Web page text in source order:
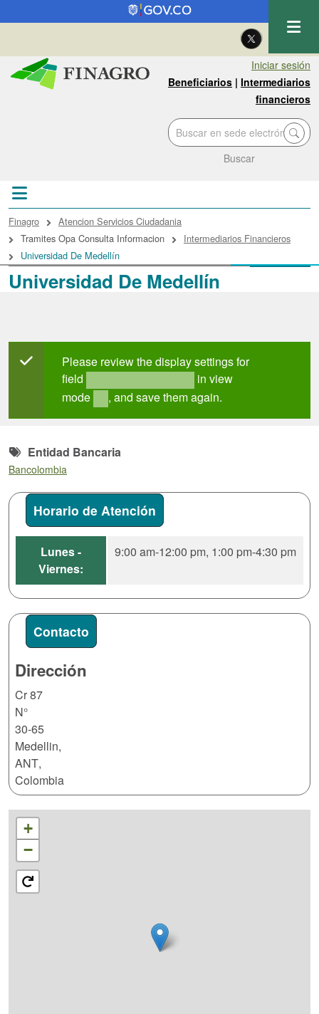
Pasar al contenido principal
| Eng
Iniciar sesión
Beneficiarios | Intermediarios
financieros
Buscar
Universidad De Medellín
enlaces de ayuda a la
Finagro
Atencion Servicios Ciudadania
Tramites Opa Consulta Informacion
Intermediarios Financieros
Universidad De Medellín
Mensaje de estado
Please review the display settings for
field
in view
mode
, and save them again.
Entidad Bancaria
Bancolombia
Horario de Atención
Lunes -
Viernes:
9:00 am-12:00 pm, 1:00 pm-4:30 pm
Contacto
Dirección
Cr 87
N°
30-65
Medellin,
ANT,
Colombia
+
−